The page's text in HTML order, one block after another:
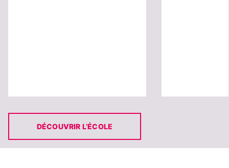
DÉCOUVRIR L’ÉCOLE